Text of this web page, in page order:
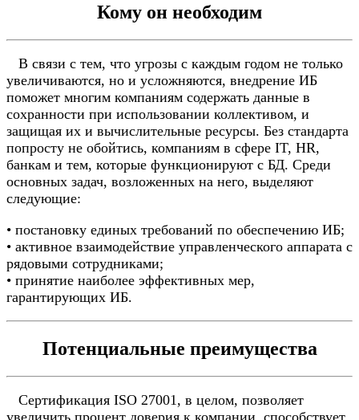
Кому он необходим
В связи с тем, что угрозы с каждым годом не только
увеличиваются, но и усложняются, внедрение ИБ
поможет многим компаниям содержать данные в
сохранности при использовании коллективом, и
защищая их и вычислительные ресурсы. Без стандарта
попросту не обойтись, компаниям в сфере IT, HR,
банкам и тем, которые функционируют с БД. Среди
основных задач, возложенных на него, выделяют
следующие:
• постановку единых требований по обеспечению ИБ;
• активное взаимодействие управленческого аппарата с
рядовыми сотрудниками;
• принятие наиболее эффективных мер,
гарантирующих ИБ.
Потенциальные преимущества
Сертификация ISO 27001, в целом, позволяет
увеличить процент доверия к компании, способствует